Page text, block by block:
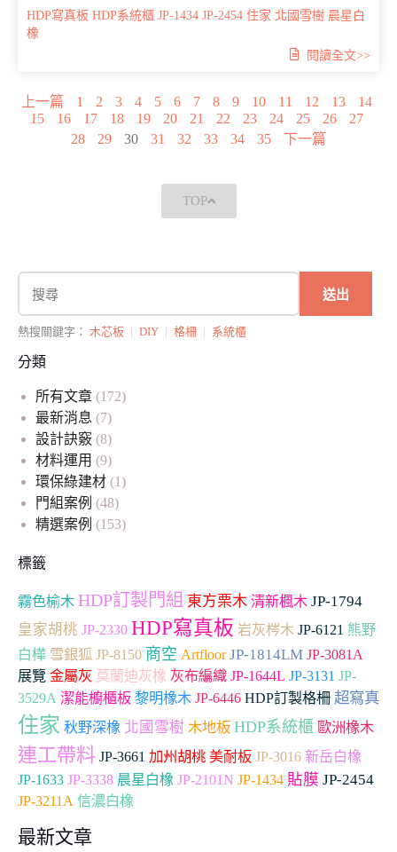
送出
熱搜關鍵字： 木芯板 | DIY | 格柵 | 系統櫃
分類
所有文章 (172)
最新消息 (7)
設計訣竅 (8)
材料運用 (9)
環保綠建材 (1)
門組案例 (48)
精選案例 (153)
標籤
霧色榆木 HDP訂製門組 東方栗木 清新楓木 JP-1794
皇家胡桃 JP-2330 HDP寫真板 岩灰梣木 JP-6121 熊野
白樺 雪銀狐 JP-8150 商空 Artfloor JP-1814LM JP-3081A
展覽 金屬灰 莫蘭迪灰橡 灰布編織 JP-1644L JP-3131 JP-
3529A 潔能櫥櫃板 黎明橡木 JP-6446 HDP訂製格柵 超寫真
住家 秋野深橡 北國雪樹 木地板 HDP系統櫃 歐洲橡木
連工帶料 JP-3661 加州胡桃 美耐板 JP-3016 新岳白橡
JP-1633 JP-3338 晨星白橡 JP-2101N JP-1434 貼膜 JP-2454
JP-3211A 信濃白橡
最新文章
HDP寫真板 HDP系統櫃 JP-1434 JP-2454 住家 北國雪樹 晨星白
橡
閱讀全文>>
上一篇 1 2 3 4 5 6 7 8 9 10 11 12 13
14
15
16 17 18 19 20 21 22 23 24 25 26
27
28
29 30 31 32 33 34 35 下一篇
TOP